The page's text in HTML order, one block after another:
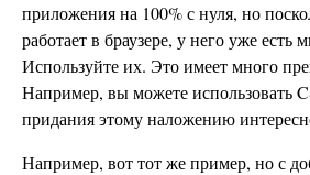
приложения на 100% с нуля, но
работает в браузере, у него уже
Используйте их. Это имеет много
Например, вы можете использовать
придания этому наложению
Например, вот тот же пример, но с